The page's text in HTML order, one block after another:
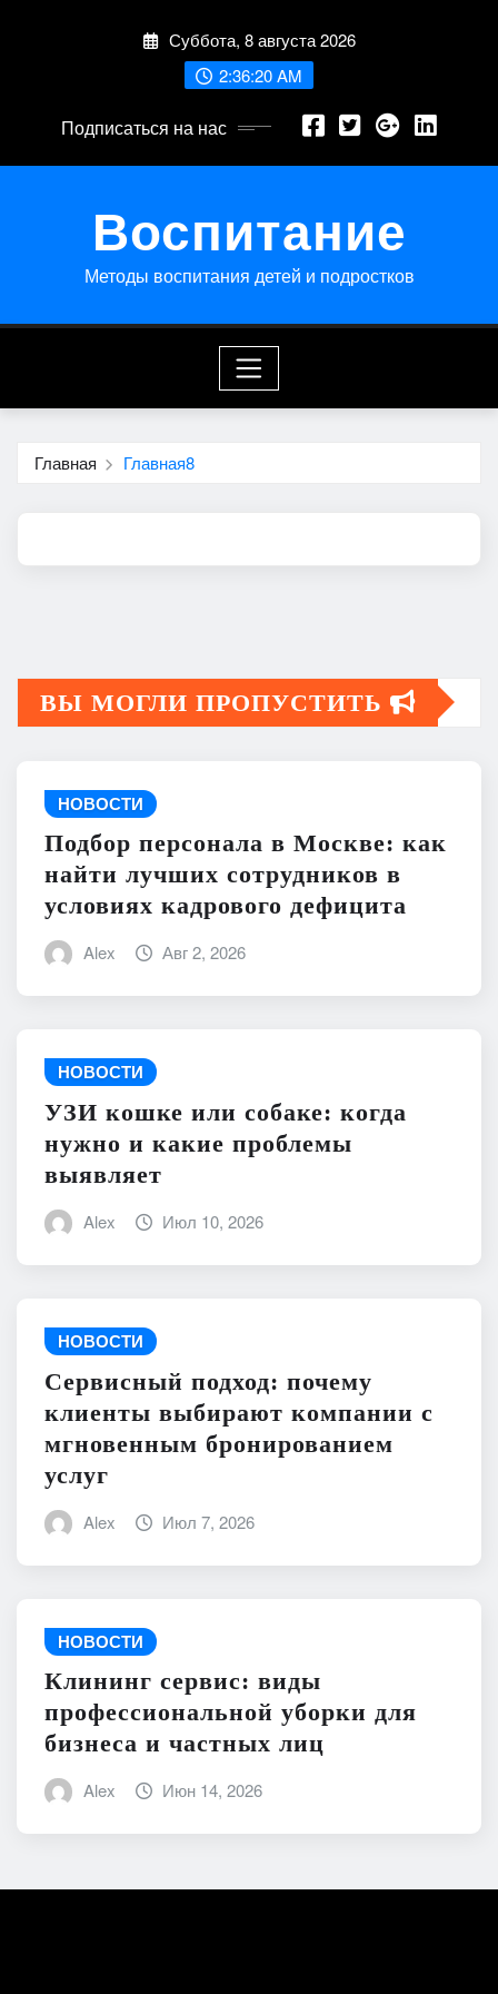
Суббота, 8 августа 2026
2:36:21 AM
Подписаться на нас
Воспитание
Методы воспитания детей и подростков
Главная Главная8
ВЫ МОГЛИ ПРОПУСТИТЬ
НОВОСТИ
Подбор персонала в Москве: как
найти лучших сотрудников в
условиях кадрового дефицита
Alex Авг 2, 2026
НОВОСТИ
УЗИ кошке или собаке: когда
нужно и какие проблемы
выявляет
Alex Июл 10, 2026
НОВОСТИ
Сервисный подход: почему
клиенты выбирают компании с
мгновенным бронированием
услуг
Alex Июл 7, 2026
НОВОСТИ
Клининг сервис: виды
профессиональной уборки для
бизнеса и частных лиц
Alex Июн 14, 2026